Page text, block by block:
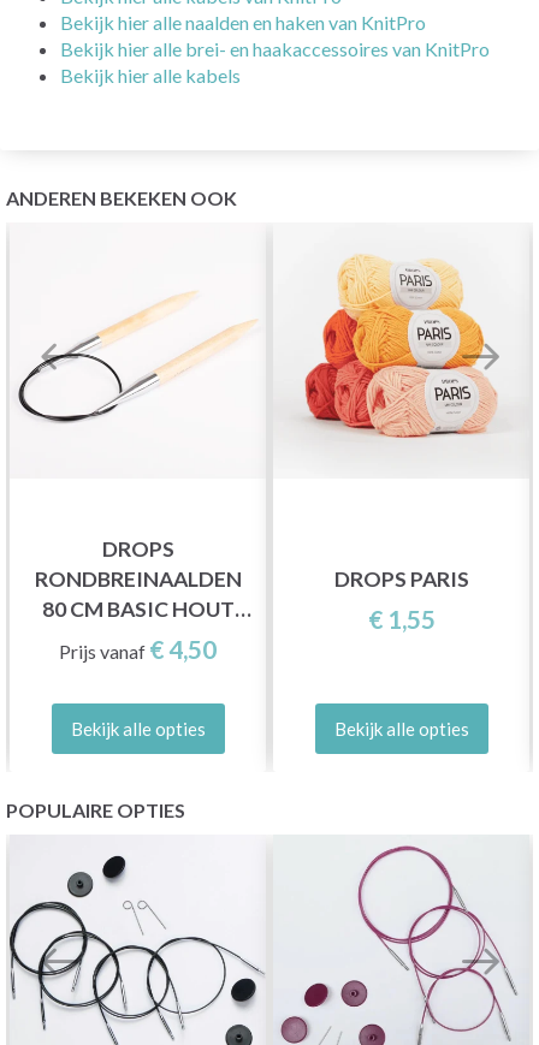
Bekijk hier alle naalden en haken van KnitPro
Bekijk hier alle brei- en haakaccessoires van KnitPro
Bekijk hier alle kabels
ANDEREN BEKEKEN OOK
DROPS
RONDBREINAALDEN
80 CM BASIC HOUT
(5,5-20 MM)
Prijs vanaf € 4,50
Bekijk alle opties
DROPS PARIS
€ 1,55
Bekijk alle opties
POPULAIRE OPTIES